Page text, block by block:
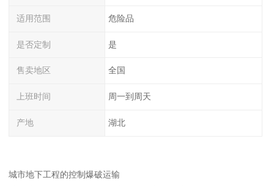
适用范围 危险品
是否定制 是
售卖地区 全国
上班时间 周一到周天
产地 湖北
城市地下工程的控制爆破运输​